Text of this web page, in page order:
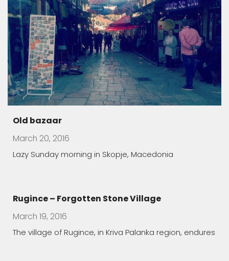
Old bazaar
March 20, 2016
Lazy Sunday morning in Skopje, Macedonia
Rugince – Forgotten Stone Village
March 19, 2016
The village of Rugince, in Kriva Palanka region, endures